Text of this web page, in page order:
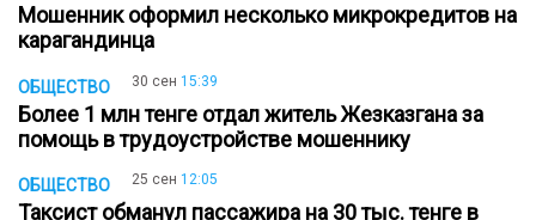
Мошенник оформил несколько микрокредитов на
карагандинца
ОБЩЕСТВО 30 сен 15:39
Более 1 млн тенге отдал житель Жезказгана за
помощь в трудоустройстве мошеннику
ОБЩЕСТВО 25 сен 12:05
Таксист обманул пассажира на 30 тыс. тенге в